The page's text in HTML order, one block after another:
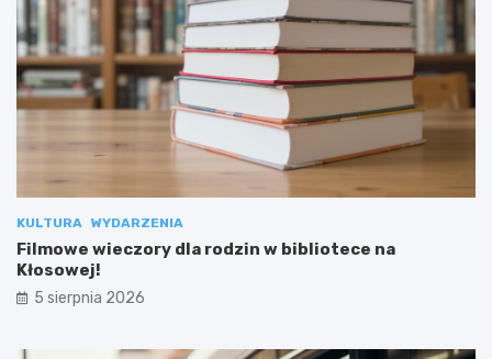
KULTURA WYDARZENIA
Filmowe wieczory dla rodzin w bibliotece na
Kłosowej!
5 sierpnia 2026